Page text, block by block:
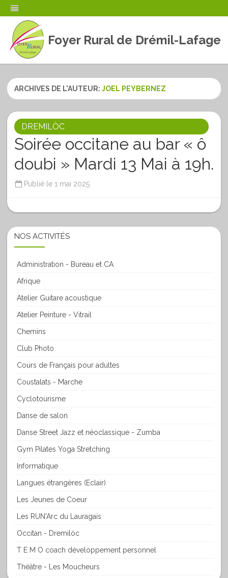
Foyer Rural de Drémil-Lafage
Skip
content
ARCHIVES DE L'AUTEUR: JOEL PEYBERNEZ
DREMILÒC
Soirée occitane au bar « ô
doubi » Mardi 13 Mai à 19h.
Publié le 1 mai 2025
NOS ACTIVITÉS
Administration - Bureau et CA
Afrique
Atelier Guitare acoustique
Atelier Peinture - Vitrail
Chemins
Club Photo
Cours de Français pour adultes
Coustalats - Marche
Cyclotourisme
Danse de salon
Danse Street Jazz et néoclassique - Zumba
Gym Pilates Yoga Stretching
Informatique
Langues étrangères (Eclair)
Les Jeunes de Coeur
Les RUN'Arc du Lauragais
Occitan - Dremilòc
T E M O coach développement personnel
Théâtre - Les Moucheurs